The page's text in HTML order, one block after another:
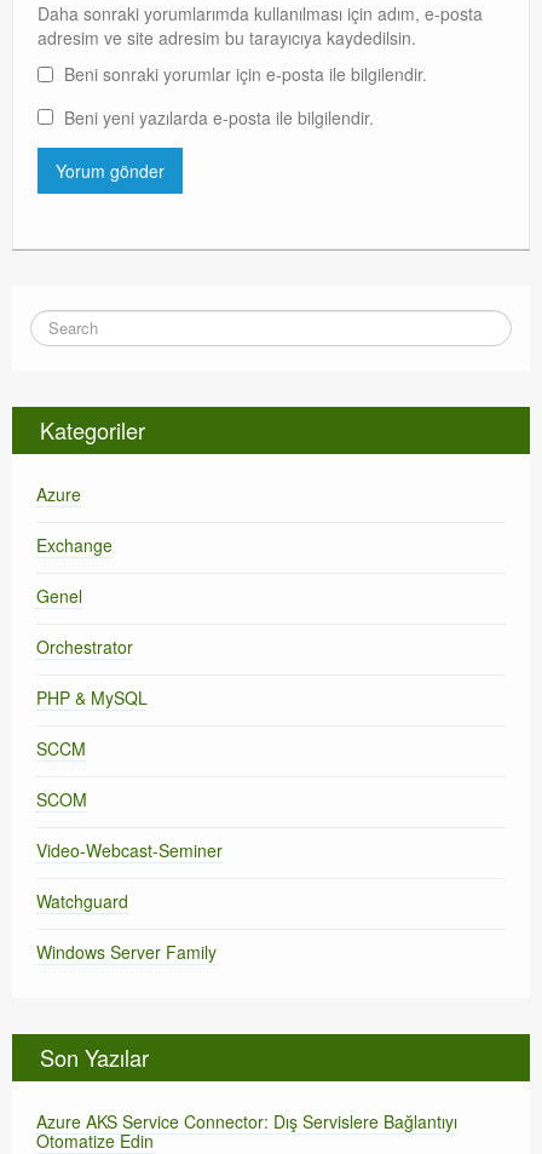
Daha sonraki yorumlarımda kullanılması için adım, e-posta
adresim ve site adresim bu tarayıcıya kaydedilsin.
Beni sonraki yorumlar için e-posta ile bilgilendir.
Beni yeni yazılarda e-posta ile bilgilendir.
Kategoriler
Azure
Exchange
Genel
Orchestrator
PHP & MySQL
SCCM
SCOM
Video-Webcast-Seminer
Watchguard
Windows Server Family
Son Yazılar
Azure AKS Service Connector: Dış Servislere Bağlantıyı
Otomatize Edin